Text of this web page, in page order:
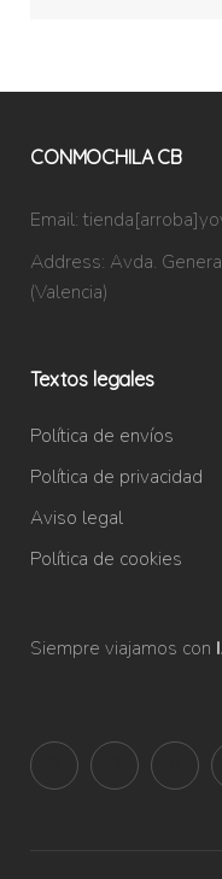
CONMOCHILA CB
Email:
Address: Avda.
(Valencia)
Textos legales
Política de envíos
Política de privacidad
Aviso legal
Política de cookies
Siempre viajamos con